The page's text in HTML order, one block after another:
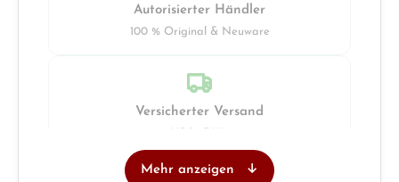
Autorisierter Händler
100 % Original & Neuware
Versicherter Versand
Mehr anzeigen